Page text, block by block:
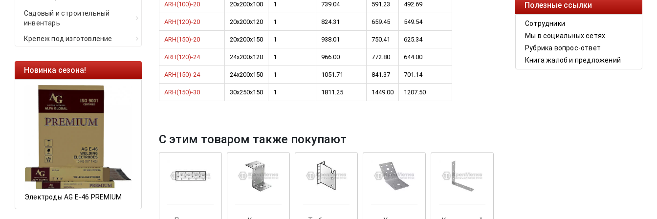
Садовый и строительный
инвентарь
Крепеж под изготовление
Новинка сезона!
Электроды AG E-46 PREMIUM
Ликвидация остатков!
Саморезы кровельные HKR-R
HARPOON EURO
Cкрытый крепеж
Крепление террас и фасадов
Полезные ссылки
Сотрудники
Мы в социальных сетях
Рубрика вопрос-ответ
Книга жалоб и предложений
ARH(100)-20 20x200x100 1 739.04 591.23 492.69
ARH(120)-20 20x200x120 1 824.31 659.45 549.54
ARH(150)-20 20x200x150 1 938.01 750.41 625.34
ARH(120)-24 24x200x120 1 966.00 772.80 644.00
ARH(150)-24 24x200x150 1 1051.71 841.37 701.14
ARH(150)-30 30x250x150 1 1811.25 1449.00 1207.50
С этим товаром также покупают